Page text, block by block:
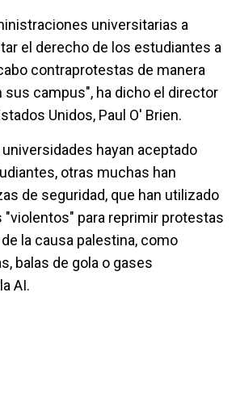
universitarias a
el derecho de los estudiantes a
contraprotestas de manera
sus campus", ha dicho el director
Unidos, Paul O' Brien.
hayan aceptado
otras muchas han
de seguridad, que han utilizado
para reprimir protestas
la causa palestina, como
balas de gola o gases
AI.